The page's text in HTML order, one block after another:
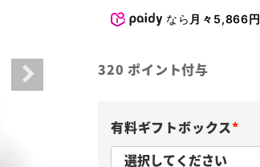
なら 月々5,866円
320 ポイント付与
有料ギフトボックス
(